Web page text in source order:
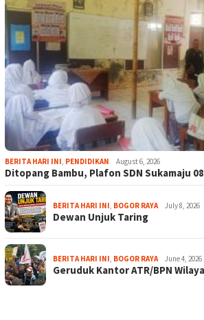
BERITA HARI INI PENDIDIKAN August 6, 2026
Ditopang Bambu, Plafon SDN Sukamaju
BERITA HARI INI BOGOR RAYA July 8, 2026
Dewan Unjuk Taring
BERITA HARI INI BOGOR RAYA June 4, 2026
Geruduk Kantor ATR/BPN